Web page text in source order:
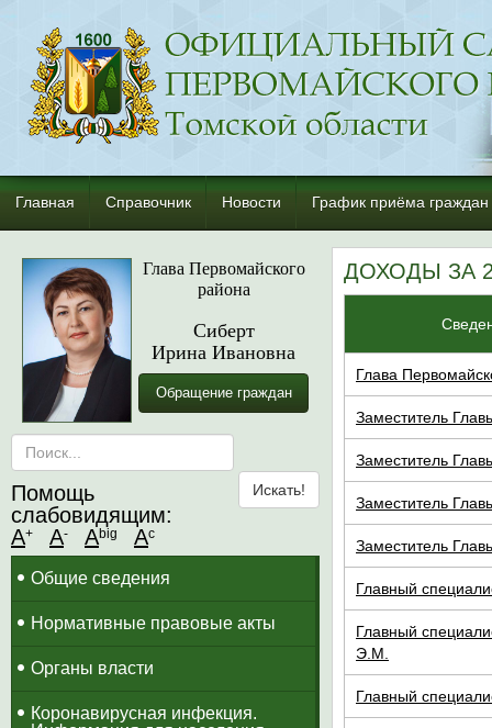
Главная Справочник Новости График приёма граждан
Глава Первомайского
района
Сиберт
Ирина Ивановна
Обращение граждан
Помощь
слабовидящим:
A+ A- Abig Ac
Общие сведения
Нормативные правовые акты
Органы власти
Коронавирусная инфекция.
ДОХОДЫ ЗА
Глава
Заместитель
Заместитель
Заместитель
Заместитель
Главный
Главный
Э.М.
Главный